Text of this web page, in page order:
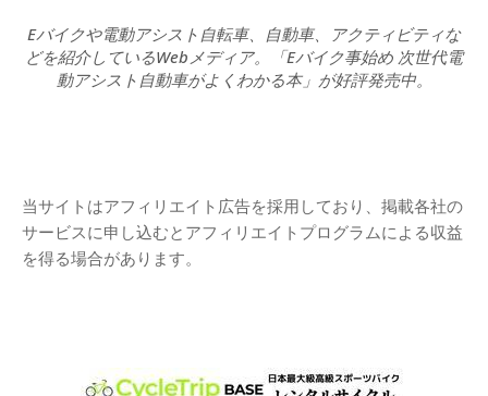
Eバイクや電動アシスト自転車、自動車、アクティビティな
どを紹介しているWebメディア。「Eバイク事始め 次世代電
動アシスト自動車がよくわかる本」が好評発売中。
当サイトはアフィリエイト広告を採用しており、掲載各社の
サービスに申し込むとアフィリエイトプログラムによる収益
を得る場合があります。